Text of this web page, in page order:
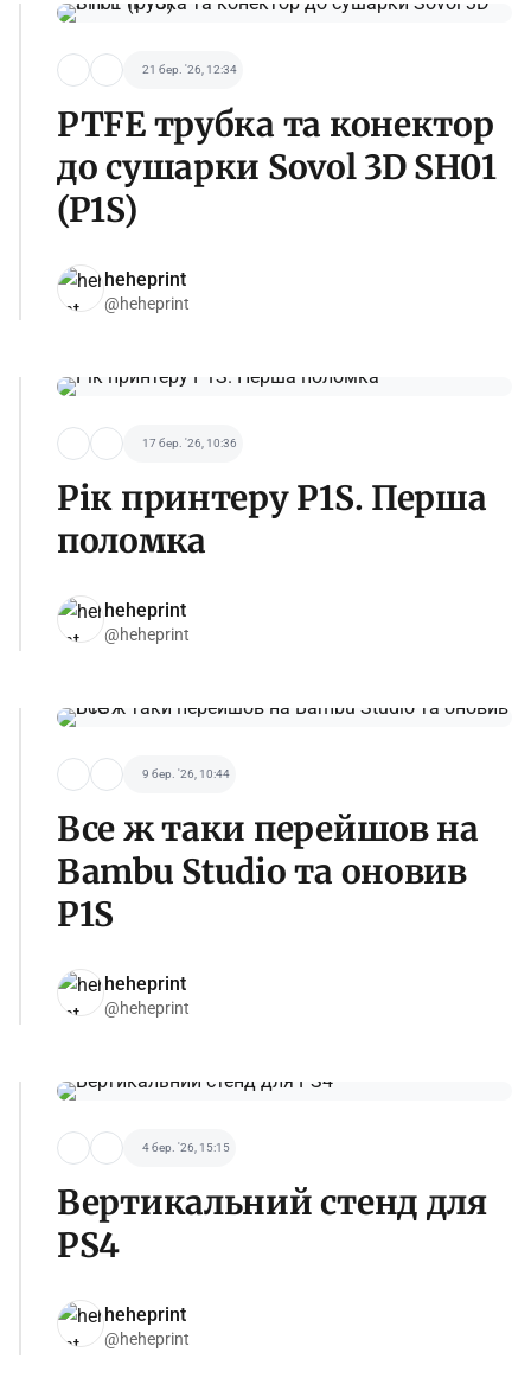
21 бер. '26, 12:34
PTFE трубка та конектор
до сушарки Sovol 3D SH01
(P1S)
heheprint
@heheprint
17 бер. '26, 10:36
Рік принтеру P1S. Перша
поломка
heheprint
@heheprint
9 бер. '26, 10:44
Все ж таки перейшов на
Bambu Studio та оновив
P1S
heheprint
@heheprint
4 бер. '26, 15:15
Вертикальний стенд для
PS4
heheprint
@heheprint